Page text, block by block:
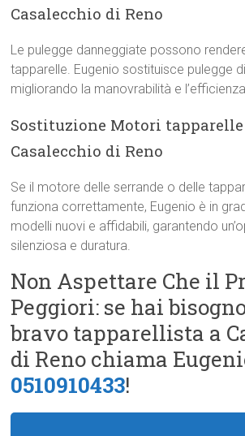
Casalecchio di Reno
Le pulegge danneggiate possono
tapparelle. Eugenio sostituisce pulegge
migliorando la manovrabilità e
Sostituzione Motori tapparelle
Casalecchio di Reno
Se il motore delle serrande o delle
funziona correttamente, Eugenio è in
modelli nuovi e affidabili, garantendo
silenziosa e duratura.
Non Aspettare Che il
Peggiori: se hai
bravo tapparellista a
di Reno chiama
0510910433!